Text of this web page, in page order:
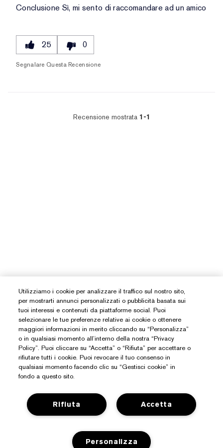
Conclusione Sì, mi sento di raccomandare ad un amico
25 0
Segnalare Questa Recensione
Recensione mostrata 1-1
Hai Bisogno Di Aiuto?
Traccia il mio ordine
Utilizziamo i cookie per analizzare il traffico sul nostro sito,
per mostrarti annunci personalizzati o pubblicità basata sui
tuoi interessi e contenuti da piattaforme social. Puoi
selezionare le tue preferenze relative ai cookie o ottenere
maggiori informazioni in merito cliccando su “Personalizza”
o in qualsiasi momento all’interno della nostra “Privacy
Policy”. Puoi cliccare su “Accetta” o “Rifiuta” per accettare o
rifiutare tutti i cookie. Puoi revocare il tuo consenso in
qualsiasi momento facendo clic su “Gestisci cookie” in
fondo a questo sito.
Accetta
Rifiuta
Personalizza